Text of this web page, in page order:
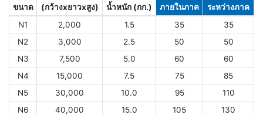
ขนาด
(กว้างxยาวxสูง)
น้ำหนัก (กก.) ภายในภาค
ระหว่างภาค
N1
2,000 1.5 35
35
N2
3,000 2.5 50
50
N3
7,500 5.0 60
60
N4
15,000 7.5 75
85
N5
30,000 10.0 95
110
N6
40,000 15.0 105
130